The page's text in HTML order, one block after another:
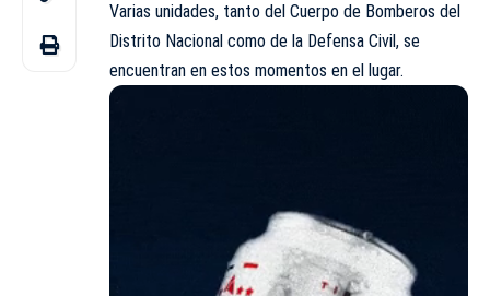
Varias unidades, tanto del Cuerpo de Bomberos del
Distrito Nacional como de la Defensa Civil, se
encuentran en estos momentos en el lugar.